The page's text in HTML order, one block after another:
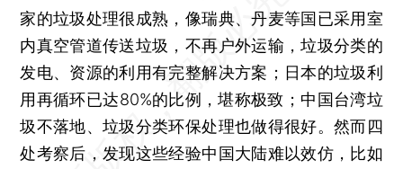
家的垃圾处理很成熟，像瑞典、丹麦等国已采用室
内真空管道传送垃圾，不再户外运输，垃圾分类的
发电、资源的利用有完整解决方案；日本的垃圾利
用再循环已达80%的比例，堪称极致；中国台湾垃
圾不落地、垃圾分类环保处理也做得很好。然而四
处考察后，发现这些经验中国大陆难以效仿，比如